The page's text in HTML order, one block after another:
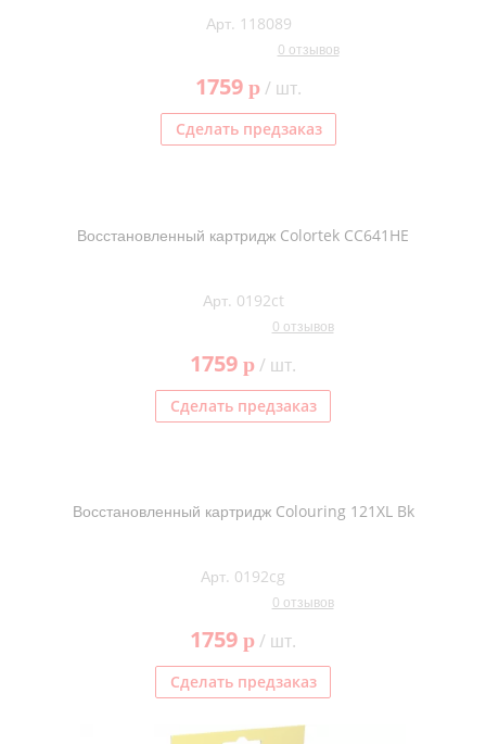
Арт. 118089
0 отзывов
1759 p/ шт.
Сделать предзаказ
Восстановленный картридж Colortek CC641HE
Арт. 0192ct
0 отзывов
1759 p/ шт.
Сделать предзаказ
Восстановленный картридж Colouring 121XL Bk
Арт. 0192cg
0 отзывов
1759 p/ шт.
Сделать предзаказ